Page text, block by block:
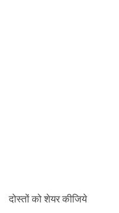
दोस्तों को शेयर कीजिये